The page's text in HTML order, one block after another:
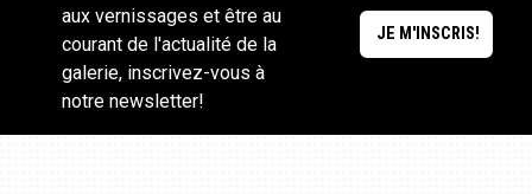
aux vernissages et être au
courant de l'actualité de la
galerie, inscrivez-vous à
notre newsletter!